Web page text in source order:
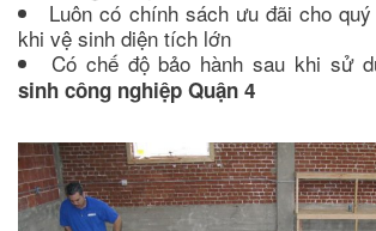
Luôn có chính sách ưu đãi cho
khi vệ sinh diện tích lớn
Có chế độ bảo hành sau khi sử
sinh công nghiệp Quận 4